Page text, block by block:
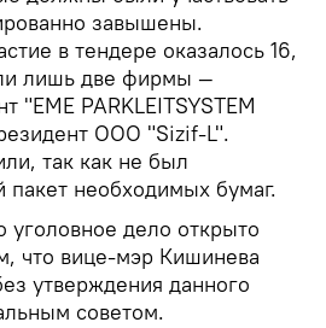
завышены.
в тендере оказалось 16,
лишь две фирмы —
"EME PARKLEITSYSTEM
ООО "Sizif-L".
так как не был
пакет необходимых бумаг.
дело открыто
что вице-мэр Кишинева
утверждения данного
советом.